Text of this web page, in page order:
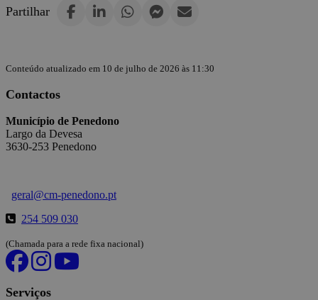
Partilhar
Conteúdo atualizado em 10 de julho de 2026 às 11:30
Contactos
Município de Penedono
Largo da Devesa
3630-253 Penedono
geral@cm-penedono.pt
254 509 030
(Chamada para a rede fixa nacional)
Serviços